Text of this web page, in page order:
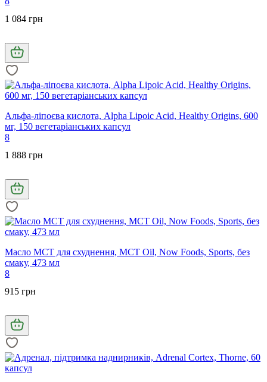
1 084 грн
Альфа-ліпоєва кислота, Alpha Lipoic Acid, Healthy Origins, 600
мг, 150 вегетаріанських капсул
8
1 888 грн
Масло МСТ для схуднення, MCT Oil, Now Foods, Sports, без
смаку, 473 мл
8
915 грн